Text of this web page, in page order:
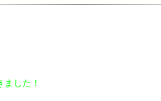
した！